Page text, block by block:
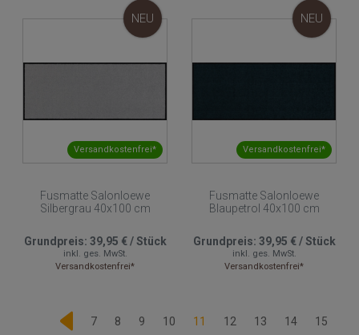
Versandkostenfrei*
NEU
Fusmatte Salonloewe
Silbergrau 40x100 cm
Grundpreis: 39,95 €/Stück
inkl. ges. MwSt.
Versandkostenfrei*
Versandkostenfrei*
NEU
Fusmatte Salonloewe
Blaupetrol 40x100 cm
Grundpreis: 39,95 €/Stück
inkl. ges. MwSt.
Versandkostenfrei*
7 8 9 10 11 12 13 14 15